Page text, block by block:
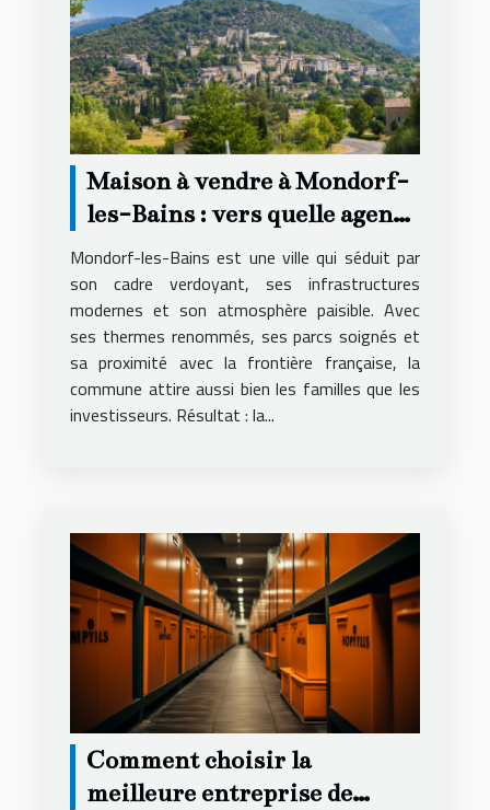
Maison à vendre à Mondorf-
les-Bains : vers quelle agence
se tourner ?
Mondorf-les-Bains est une ville qui séduit par
son cadre verdoyant, ses infrastructures
modernes et son atmosphère paisible. Avec
ses thermes renommés, ses parcs soignés et
sa proximité avec la frontière française, la
commune attire aussi bien les familles que les
investisseurs. Résultat : la...
Comment choisir la
meilleure entreprise de